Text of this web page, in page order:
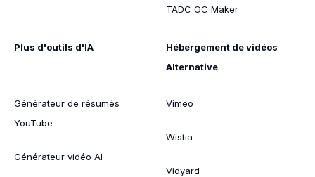
TADC OC Maker
Plus d'outils d'IA
Générateur de résumés
YouTube
Générateur vidéo AI
Hébergement de vidéos
Alternative
Vimeo
Wistia
Vidyard